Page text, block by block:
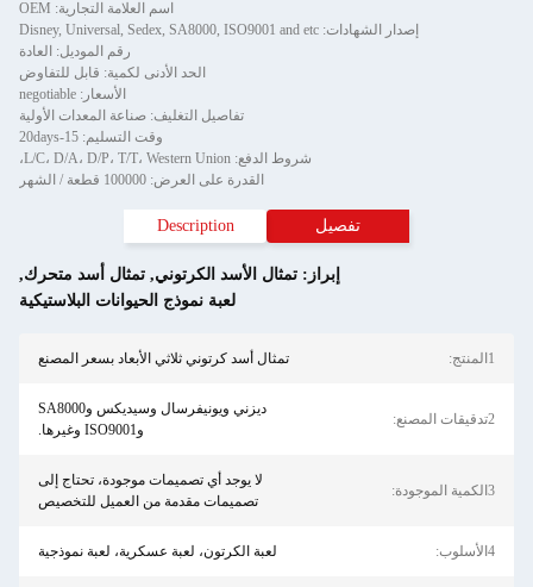
اسم العلامة التجارية: OEM
إصدار الشهادات: Disney, Universal, Sedex, SA8000, ISO9001 and etc
رقم الموديل: العادة
الحد الأدنى لكمية: قابل للتفاوض
الأسعار: negotiable
تفاصيل التغليف: صناعة المعدات الأولية
وقت التسليم: 15-20days
شروط الدفع: L/C، D/A، D/P، T/T، Western Union،
القدرة على العرض: 100000 قطعة / الشهر
تفصيل Description
إبراز: تمثال الأسد الكرتوني, تمثال أسد متحرك,
لعبة نموذج الحيوانات البلاستيكية
1المنتج: تمثال أسد كرتوني ثلاثي الأبعاد بسعر المصنع
2تدقيقات المصنع:
ديزني ويونيفرسال وسيديكس وSA8000
وISO9001 وغيرها.
3الكمية الموجودة:
لا يوجد أي تصميمات موجودة، تحتاج إلى
تصميمات مقدمة من العميل للتخصيص
4الأسلوب: لعبة الكرتون، لعبة عسكرية، لعبة نموذجية